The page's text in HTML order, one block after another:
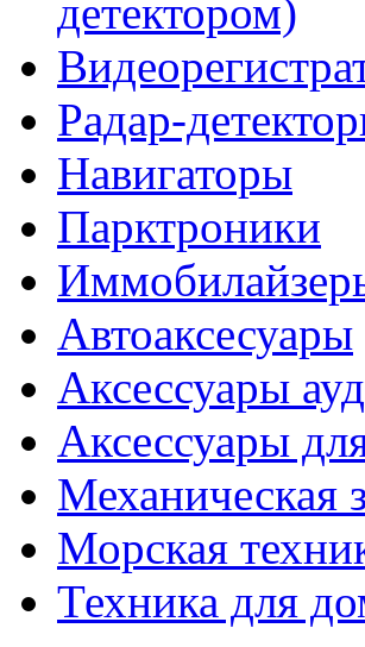
детектором)
Радар-
Навигаторы
Парктроники
Автоаксесуары
Аксессуары
Аксессуары
Механическая
Морская
Техника для